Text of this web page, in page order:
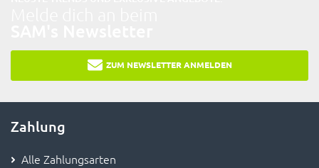
ZUM NEWSLETTER ANMELDEN
Zahlung
Alle Zahlungsarten